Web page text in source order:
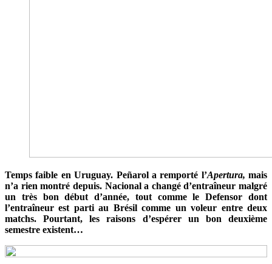
Temps faible en Uruguay. Peñarol a remporté l’Apertura, mais
n’a rien montré depuis. Nacional a changé d’entraîneur malgré
un très bon début d’année, tout comme le Defensor dont
l’entraîneur est parti au Brésil comme un voleur entre deux
matchs. Pourtant, les raisons d’espérer un bon deuxième
semestre existent…